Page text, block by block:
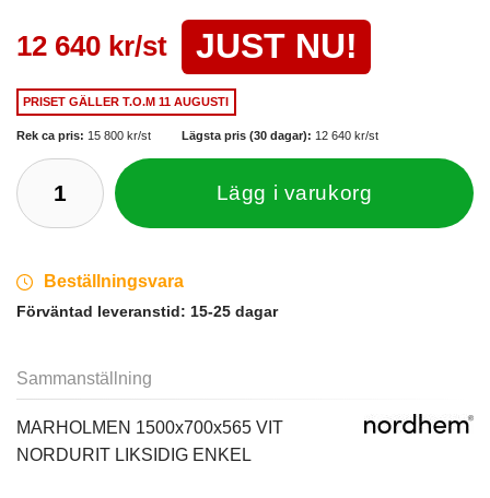
12 640 kr/st JUST NU!
PRISET GÄLLERT.O.M 11 AUGUSTI
Rek ca pris: 15 800 kr/st Lägsta pris (30 dagar): 12 640 kr/st
Lägg i varukorg
Beställningsvara
Förväntad leveranstid: 15-25 dagar
Sammanställning
MARHOLMEN 1500x700x565 VIT
NORDURIT LIKSIDIG ENKEL